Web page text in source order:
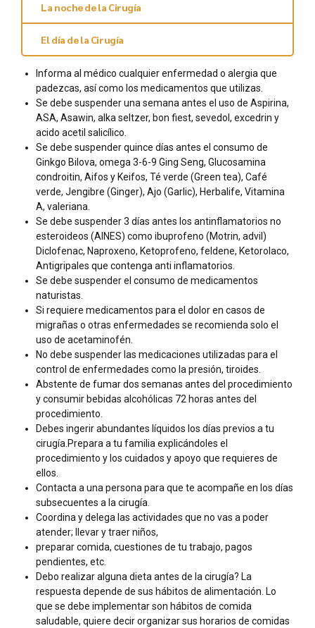
La noche de la Cirugía
El día de la Cirugía
Informa al médico cualquier enfermedad o alergia que
padezcas, así como los medicamentos que utilizas.
Se debe suspender una semana antes el uso de Aspirina,
ASA, Asawin, alka seltzer, bon fiest, sevedol, excedrin y
acido acetil salicílico.
Se debe suspender quince días antes el consumo de
Ginkgo Bilova, omega 3-6-9 Ging Seng, Glucosamina
condroitin, Aifos y Keifos, Té verde (Green tea), Café
verde, Jengibre (Ginger), Ajo (Garlic), Herbalife, Vitamina
A, valeriana.
Se debe suspender 3 días antes los antinflamatorios no
esteroideos (AINES) como ibuprofeno (Motrin, advil)
Diclofenac, Naproxeno, Ketoprofeno, feldene, Ketorolaco,
Antigripales que contenga anti inflamatorios.
Se debe suspender el consumo de medicamentos
naturistas.
Si requiere medicamentos para el dolor en casos de
migrañas o otras enfermedades se recomienda solo el
uso de acetaminofén.
No debe suspender las medicaciones utilizadas para el
control de enfermedades como la presión, tiroides.
Abstente de fumar dos semanas antes del procedimiento
y consumir bebidas alcohólicas 72 horas antes del
procedimiento.
Debes ingerir abundantes líquidos los días previos a tu
cirugía.Prepara a tu familia explicándoles el
procedimiento y los cuidados y apoyo que requieres de
ellos.
Contacta a una persona para que te acompañe en los días
subsecuentes a la cirugía.
Coordina y delega las actividades que no vas a poder
atender; llevar y traer niños,
preparar comida, cuestiones de tu trabajo, pagos
pendientes, etc.
Debo realizar alguna dieta antes de la cirugía? La
respuesta depende de sus hábitos de alimentación. Lo
que se debe implementar son hábitos de comida
saludable, quiere decir organizar sus horarios de comidas